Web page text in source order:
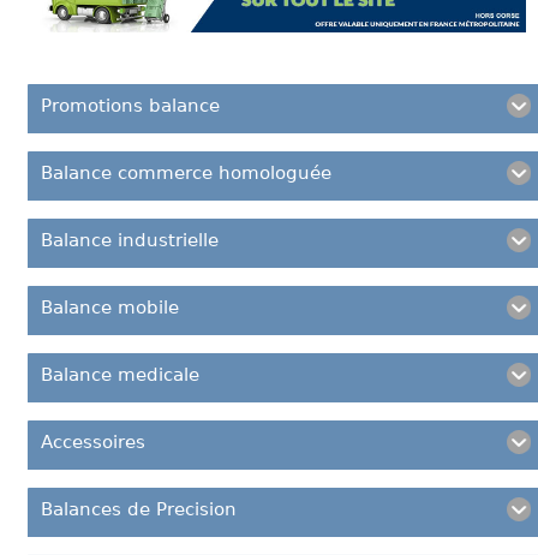
Promotions balance
Balance commerce homologuée
Balance industrielle
Balance mobile
Balance medicale
Accessoires
Balances de Precision